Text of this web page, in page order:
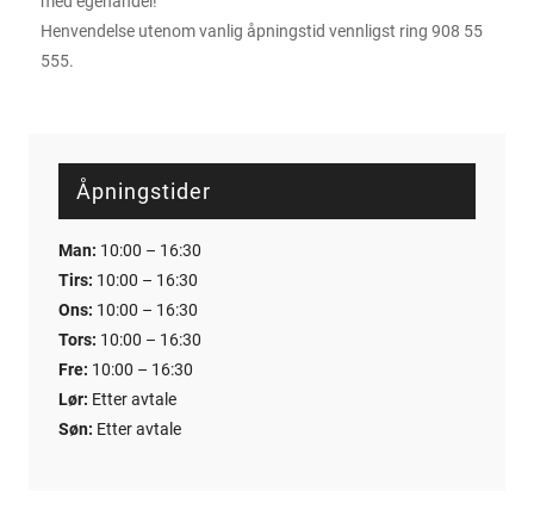
Henvendelse utenom vanlig åpningstid vennligst ring 908 55
555.
Åpningstider
Man: 10:00 – 16:30
Tirs: 10:00 – 16:30
Ons: 10:00 – 16:30
Tors: 10:00 – 16:30
Fre: 10:00 – 16:30
Lør: Etter avtale
Søn: Etter avtale